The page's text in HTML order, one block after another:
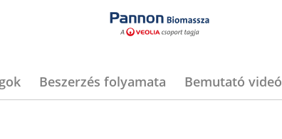
Beszerzés folyamata Bemutató videó